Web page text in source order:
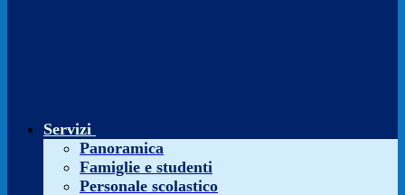
Servizi
Panoramica
Famiglie e studenti
Personale scolastico